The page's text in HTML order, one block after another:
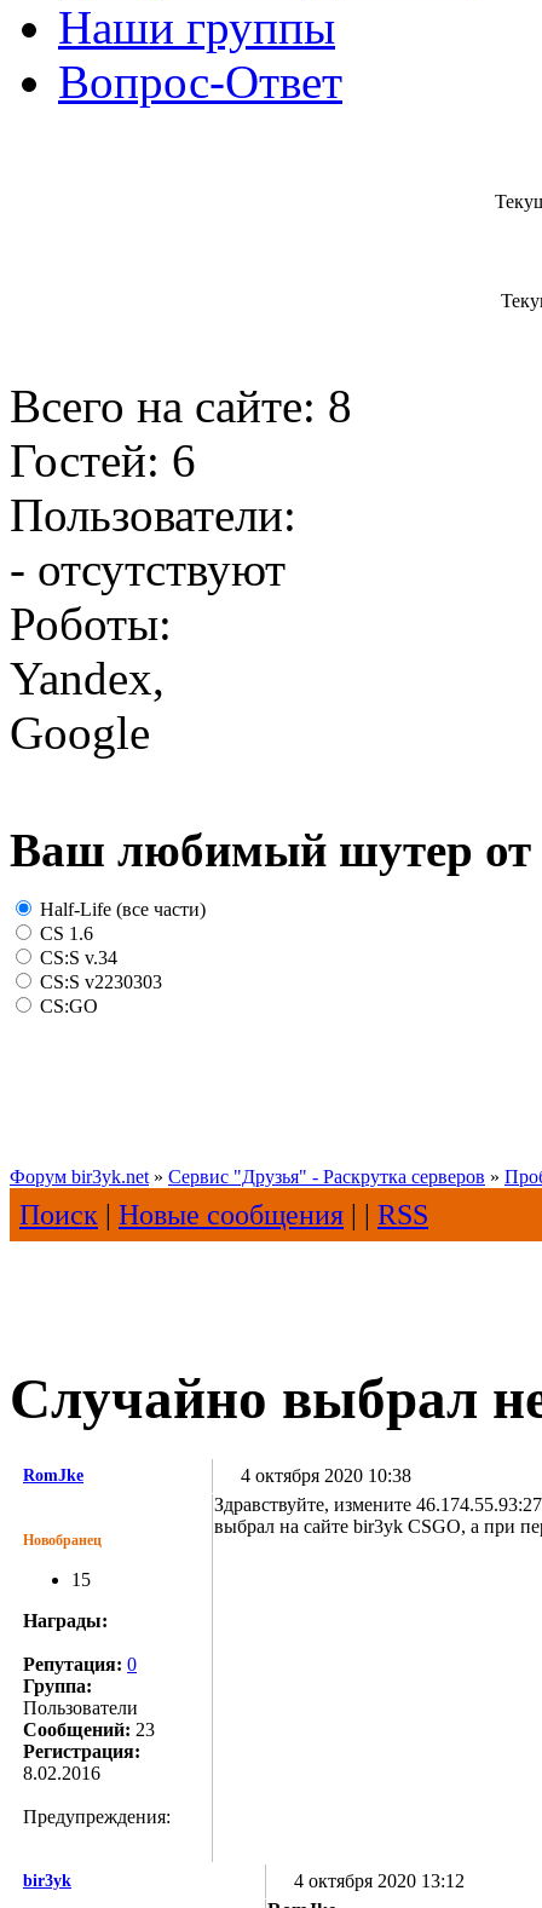
Наши группы
Вопрос-Ответ
Всего на сайте: 8
Гостей: 6
Пользователи:
- отсутствуют
Роботы:
Yandex,
Google
Ваш любимый шутер от
Half-Life (все части)
CS 1.6
CS:S v.34
CS:S v2230303
CS:GO
Форум bir3yk.net » Сервис "Друзья" - Раскрутка серверов »
Поиск | Новые сообщения | | RSS
Случайно выбрал
RomJke 4 октября 2020 10:38
Новобранец
15
Награды:
Репутация: 0
Группа:
Пользователи
Сообщений: 23
Регистрация:
8.02.2016
Предупреждения:
Здравствуйте, измените
выбрал на сайте bir3yk CSGO, а при
bir3yk
4 октября 2020 13:12